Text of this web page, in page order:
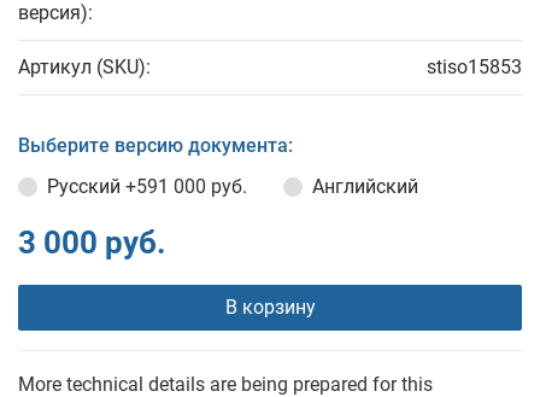
версия):
Артикул (SKU): stiso15853
Выберите версию документа:
Русский +591 000 руб. Английский
3 000 руб.
В корзину
More technical details are being prepared for this